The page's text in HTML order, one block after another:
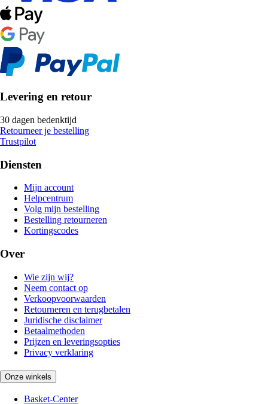
Levering en retour
30 dagen bedenktijd
Retourneer je bestelling
Trustpilot
Diensten
Mijn account
Helpcentrum
Volg mijn bestelling
Bestelling retourneren
Kortingscodes
Over
Wie zijn wij?
Neem contact op
Verkoopvoorwaarden
Retourneren en terugbetalen
Juridische disclaimer
Betaalmethoden
Prijzen en leveringsopties
Privacy verklaring
Onze winkels
Basket-Center